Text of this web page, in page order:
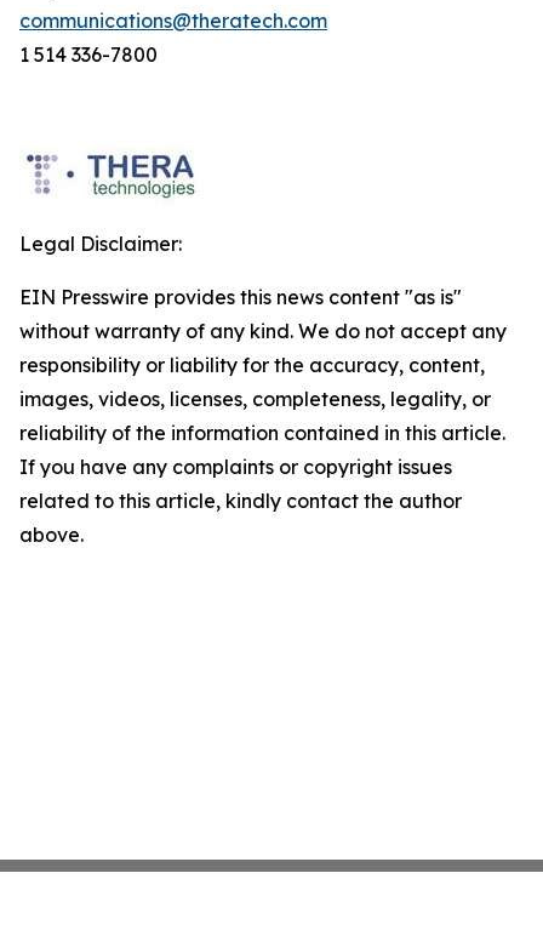
communications@theratech.com
1 514 336-7800
Legal Disclaimer:
EIN Presswire provides this news content "as is"
without warranty of any kind. We do not accept any
responsibility or liability for the accuracy, content,
images, videos, licenses, completeness, legality, or
reliability of the information contained in this article.
If you have any complaints or copyright issues
related to this article, kindly contact the author
above.